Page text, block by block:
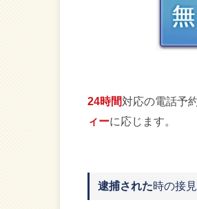
24時間対応の電話予
ィーに応じます。
逮捕された時の接